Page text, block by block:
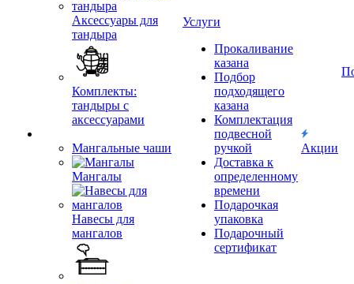
Аксессуары для
тандыра
Комплекты:
тандыры с
аксессуарами
Мангальные чаши
Мангалы
Навесы для
мангалов
Услуги
Прокаливание
казана
Подбор
подходящего
казана
Комплектация
подвесной
ручкой
Доставка к
определенному
времени
Подарочкая
упаковка
Подарочный
сертификат
Акции